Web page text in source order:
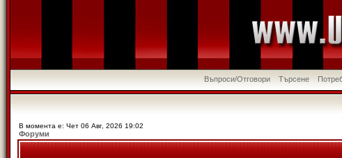
Въпроси/Отговори Търсене
В момента е: Чет 06 Авг, 2026 19:02
Форуми